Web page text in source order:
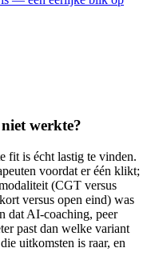
werkte?
fit is écht lastig te vinden.
voordat er één klikt;
(CGT versus
versus open eind) was
dat AI-coaching, peer
past dan welke variant
uitkomsten is raar, en